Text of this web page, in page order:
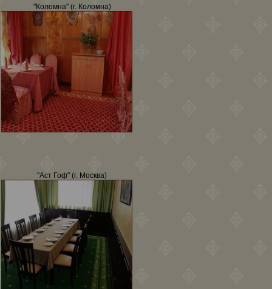
"Коломна" (г. Коломна)
"Аст Гоф" (г. Москва)